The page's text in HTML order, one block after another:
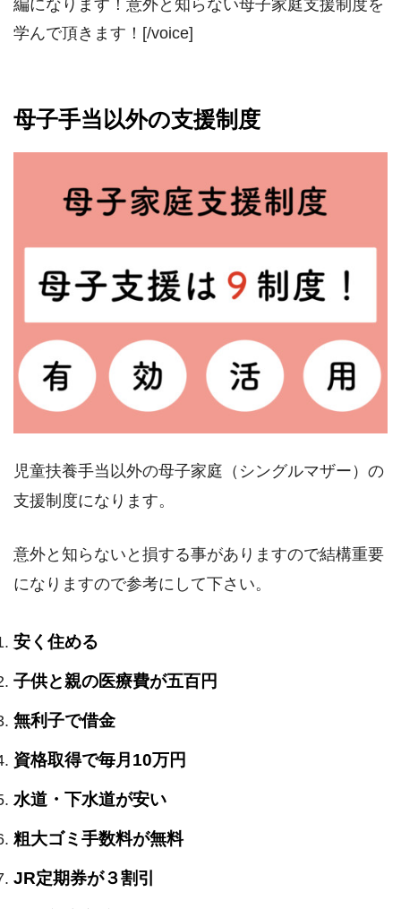
編になります！意外と知らない母子家庭支援制度を
学んで頂きます！[/voice]
母子手当以外の支援制度
児童扶養手当以外の母子家庭（シングルマザー）の
支援制度になります。
意外と知らないと損する事がありますので結構重要
になりますので参考にして下さい。
安く住める
子供と親の医療費が五百円
無利子で借金
資格取得で毎月10万円
水道・下水道が安い
粗大ゴミ手数料が無料
JR定期券が３割引